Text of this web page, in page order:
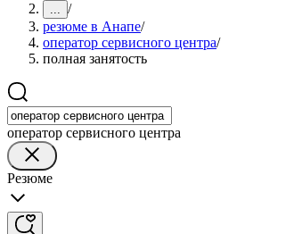
... /
резюме в Анапе/
оператор сервисного центра/
полная занятость
оператор сервисного центра
Резюме